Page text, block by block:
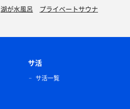
湖が水風呂 プライベートサウナ
サ活
サ活一覧